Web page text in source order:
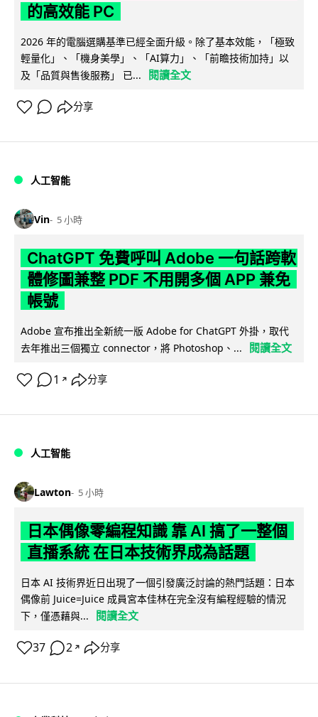
的高效能 PC
2026 年的電腦選購基準已經全面升級。除了基本效能，「極致
輕量化」、「機身美學」、「AI算力」、「前瞻技術加持」以
及「品質與售後服務」 已...
閱讀全文
分享
人工智能
Vin 5 小時
ChatGPT 免費呼叫 Adobe 一句話跨軟
體修圖兼整 PDF 不用開多個 APP 兼免
帳號
Adobe 宣布推出全新統一版 Adobe for ChatGPT 外掛，取代
去年推出三個獨立 connector，將 Photoshop、...
閱讀全文
1 ↗ 分享
人工智能
Lawton 5 小時
日本偶像零編程知識 靠 AI 搞了一整個
直播系統 在日本技術界成為話題
日本 AI 技術界近日出現了一個引發廣泛討論的熱門話題：日本
偶像前 Juice=Juice 成員宮本佳林在完全沒有編程經驗的情況
下，僅憑藉與...
閱讀全文
37 2 ↗ 分享